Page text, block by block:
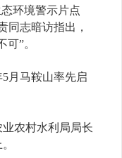
环境警示片点
同志暗访指出，
”。
马鞍山率先启
农村水利局局长